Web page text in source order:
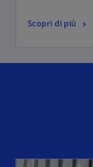
Scopri di più